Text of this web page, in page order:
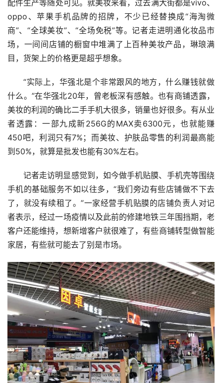
配件生产等随处可见。就美妆来看，过去满大街都是vivo、
oppo、苹果手机品牌的招牌，不少已经替换成“海淘微
商”、“全球美妆”、“全场免税”等。记者走进明通化妆品市
场，一间间店铺的橱窗中堆满了上百种美妆产品，琳琅满
目，货架上的价格更是超乎想象。
“实际上，华强北是个非常跟风的地方，什么赚钱就做
什么。”在华强北20年，曾老板深有感触。也有商铺透露，
美妆的利润的确比二手手机大很多，销量也好很多。有从业
者透露：一部九成新256G的MAX卖6300元，也就能赚
450吧，利润只有7%；而美妆、护肤品零售的利润最高能
到50%，就算是批发也能有30%左右。
记者走访明显感觉到，如今做手机贴膜、手机壳等围绕
手机的基础服务不如以往多，“我们旁边有些店铺做不下去
了，就没有续租了。”一家经营手机贴膜的店铺负责人对记
者表示，经过一场疫情以及此前的修建地铁三年围挡期，老
客户还能维持，想新增客户就很难了，有些商铺转型做智能
家居，有些就可能去了别是市场。